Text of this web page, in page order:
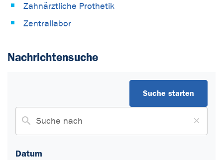
Zahnärztliche Prothetik
Zentrallabor
Nachrichtensuche
Datum